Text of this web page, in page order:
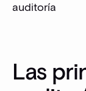
auditoría
Las